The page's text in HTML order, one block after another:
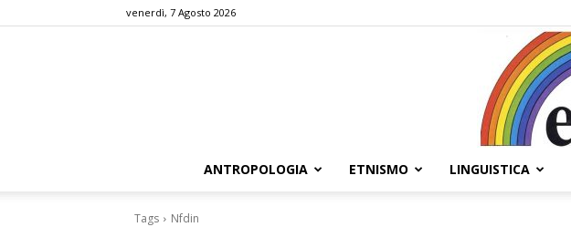
venerdì, 7 Agosto 2026
ANTROPOLOGIA ETNISMO LINGUISTICA
Tags Nfdin